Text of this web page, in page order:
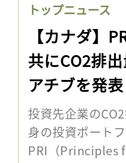
トップニュース
【カナダ】
共にCO2排
アチブを発表
投資先企業の
身の投資ポート
PRI（Principles